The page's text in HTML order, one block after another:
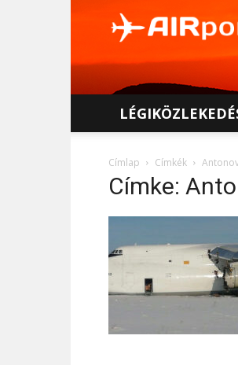
Címlap Címkék
Címke: